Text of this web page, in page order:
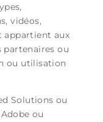
vidéos,
appartient aux
partenaires ou
ou utilisation
Solutions ou
ou